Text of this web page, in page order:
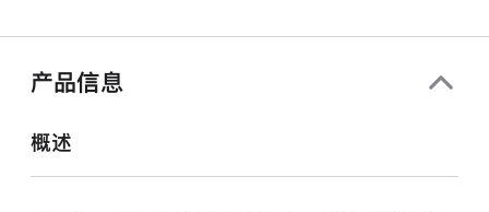
中
产品信息
概述